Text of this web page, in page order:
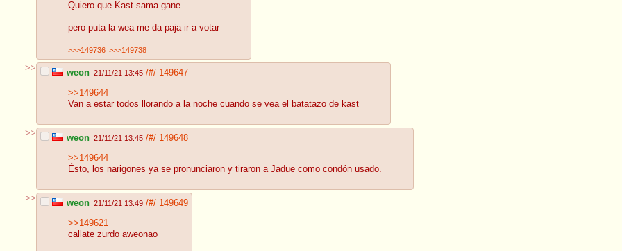
Quiero que Kast-sama gane
pero puta la wea me da paja ir a votar
>>>149736 >>>149738
>> weon 21/11/21 13:45 /#/ 149647
>>149644
Van a estar todos llorando a la noche cuando se vea el batatazo de kast
>> weon 21/11/21 13:45 /#/ 149648
>>149644
Ésto, los narigones ya se pronunciaron y tiraron a Jadue como condón usado.
>> weon 21/11/21 13:49 /#/ 149649
>>149621
callate zurdo aweonao